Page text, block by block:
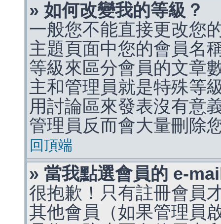
» 如何改變我的等級？
一般您不能直接更改您
主題頁面中您的會員名
等級來區分會員的文章
主和管理員就是特殊等
用討論區來發表沒有意
管理員反而會大量刪除
回頂端
» 當我點選會員的 e-
很抱歉！只有註冊會員
其他會員（如果管理員